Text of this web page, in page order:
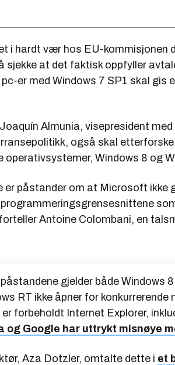
i hardt vær hos EU-kommisjonen
sjekke at det faktisk oppfyller
er med Windows 7 SP1 skal gis
Almunia, visepresident
også skal
operativsystemer, Windows 8 og
er påstander om at Microsoft ikke
Antoine Colombani, en
gjelder både Windows
RT ikke åpner for konkurrerende
forbeholdt Internet Explorer,
og Google har uttrykt misnøye
Aza Dotzler, omtalte dette i et